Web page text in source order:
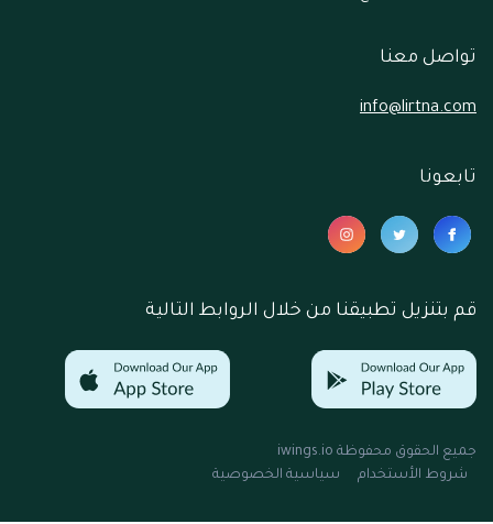
تواصل معنا
info@lirtna.com
تابعونا
قم بتنزيل تطبيقنا من خلال الروابط التالية
جميع الحقوق محفوظة iwings.io
شروط الأستخدام
سياسية الخصوصية